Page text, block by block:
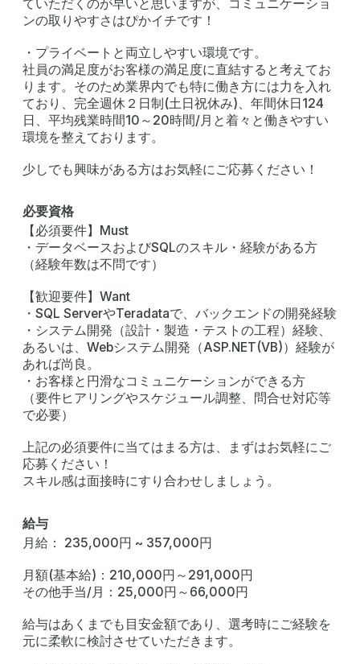
ていただくのが早いと思いますが、コミュニケーショ
ンの取りやすさはぴかイチです！
・プライベートと両立しやすい環境です。
社員の満足度がお客様の満足度に直結すると考えてお
ります。そのため業界内でも特に働き方には力を入れ
ており、完全週休２日制(土日祝休み)、年間休日124
日、平均残業時間10～20時間/月と着々と働きやすい
環境を整えております。
少しでも興味がある方はお気軽にご応募ください！
必要資格
【必須要件】Must
・データベースおよびSQLのスキル・経験がある方
（経験年数は不問です）
【歓迎要件】Want
・SQL ServerやTeradataで、バックエンドの開発経験
・システム開発（設計・製造・テストの工程）経験、
あるいは、Webシステム開発（ASP.NET(VB)）経験が
あれば尚良。
・お客様と円滑なコミュニケーションができる方
（要件ヒアリングやスケジュール調整、問合せ対応等
で必要）
上記の必須要件に当てはまる方は、まずはお気軽にご
応募ください！
スキル感は面接時にすり合わせしましょう。
給与
月給： 235,000円 ~ 357,000円
月額(基本給)：210,000円～291,000円
その他手当/月：25,000円～66,000円
給与はあくまでも目安金額であり、選考時にご経験を
元に柔軟に検討させていただきます。